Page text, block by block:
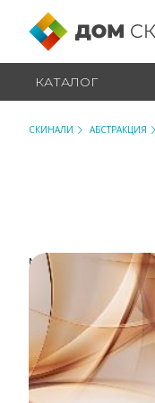
КАТАЛОГ
СКИНАЛИ АБСТРАКЦИЯ
№ 12033